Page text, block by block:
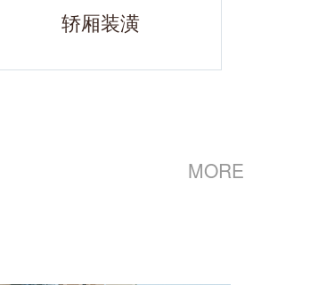
轿厢装潢
MORE